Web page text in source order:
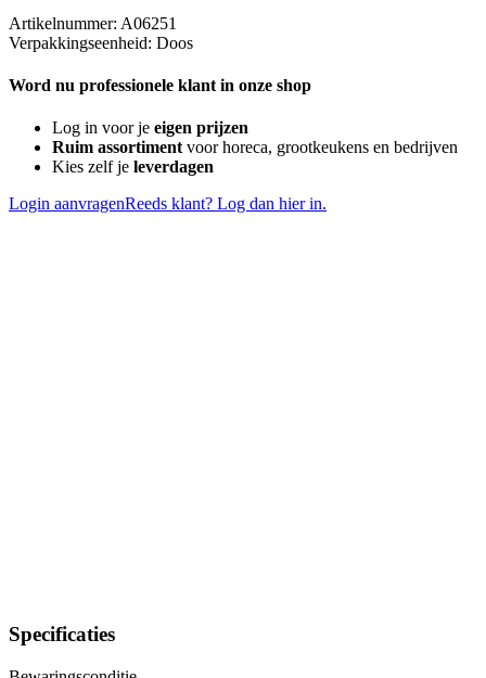
Artikelnummer: A06251
Verpakkingseenheid: Doos
Word nu professionele klant in onze shop
Log in voor je eigen prijzen
Ruim assortimentvoor horeca, grootkeukens en bedrijven
Kies zelf je leverdagen
Login aanvragenReeds klant? Log dan hier in.
Specificaties